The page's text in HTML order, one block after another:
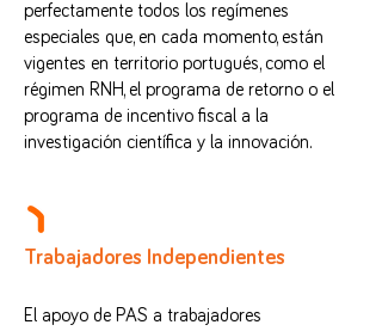
perfectamente todos los regímenes
especiales que, en cada momento, están
vigentes en territorio portugués, como el
régimen RNH, el programa de retorno o el
programa de incentivo fiscal a la
investigación científica y la innovación.
Trabajadores Independientes
El apoyo de PAS a trabajadores